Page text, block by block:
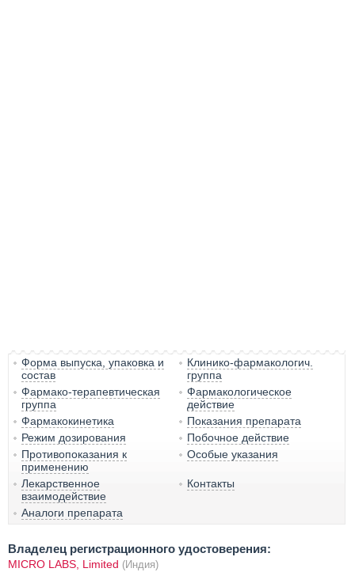
Форма выпуска, упаковка и
состав
Клинико-фармакологич.
группа
Фармако-терапевтическая
группа
Фармакологическое
действие
Фармакокинетика
Показания препарата
Режим дозирования
Побочное действие
Противопоказания к
применению
Особые указания
Лекарственное
взаимодействие
Контакты
Аналоги препарата
Владелец регистрационного удостоверения:
MICRO LABS, Limited (Индия)